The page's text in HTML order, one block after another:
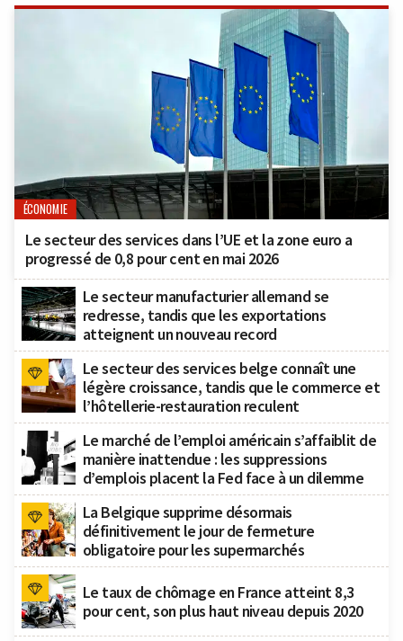
ÉCONOMIE
Le secteur des services dans l’UE et la zone euro a
progressé de 0,8 pour cent en mai 2026
Le secteur manufacturier allemand se
redresse, tandis que les exportations
atteignent un nouveau record
Le secteur des services belge connaît une
légère croissance, tandis que le commerce et
l’hôtellerie-restauration reculent
Le marché de l’emploi américain s’affaiblit de
manière inattendue : les suppressions
d’emplois placent la Fed face à un dilemme
La Belgique supprime désormais
définitivement le jour de fermeture
obligatoire pour les supermarchés
Le taux de chômage en France atteint 8,3
pour cent, son plus haut niveau depuis 2020